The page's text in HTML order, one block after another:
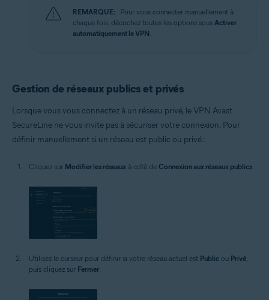
REMARQUE:
Pour vous connecter manuellement à
chaque fois, décochez toutes les options sous Activer
automatiquement le VPN
Gestion de réseaux publics et privés
Lorsque vous vous connectez à un réseau privé, le VPN Avast
SecureLine ne vous invite pas à sécuriser votre connexion. Pour
définir manuellement si un réseau est public ou privé :
Cliquez sur Modifier les réseaux à côté de Connexion aux réseaux publics
Utilisez le curseur pour définir si votre réseau actuel est Public ou Privé,
puis cliquez sur Fermer.